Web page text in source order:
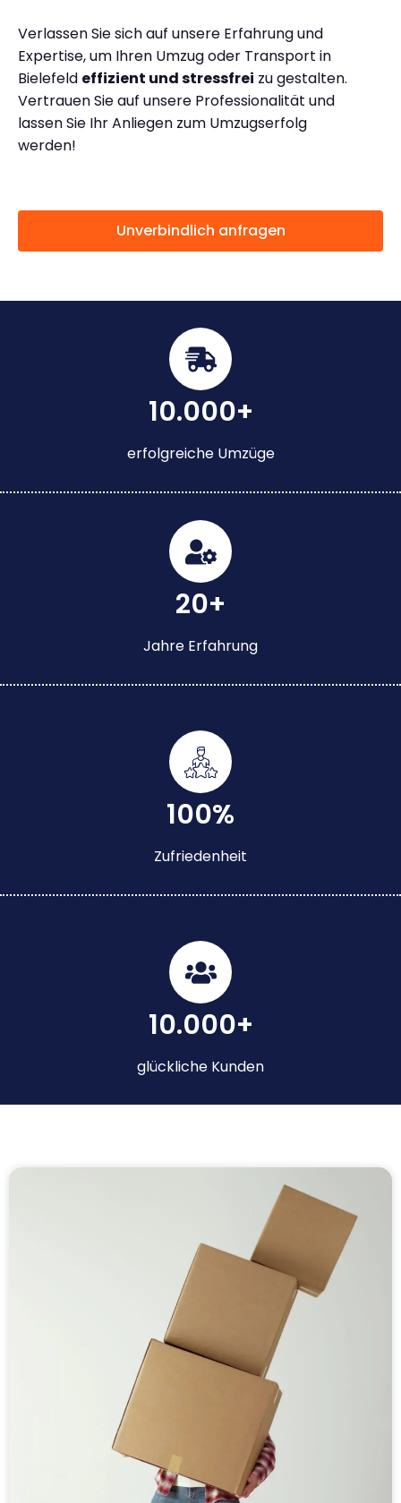
Verlassen Sie sich auf unsere Erfahrung und
Expertise, um Ihren Umzug oder Transport in
Bielefeld effizient und stressfrei zu gestalten.
Vertrauen Sie auf unsere Professionalität und
lassen Sie Ihr Anliegen zum Umzugserfolg
werden!
Unverbindlich anfragen
10.000+
erfolgreiche Umzüge
20+
Jahre Erfahrung
100%
Zufriedenheit
10.000+
glückliche Kunden